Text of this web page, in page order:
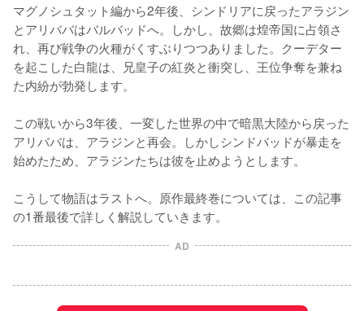
マグノシュタット編から2年後、シンドリアに戻ったアラジン
とアリババはバルバッドへ。しかし、故郷は煌帝国に占領さ
れ、再び戦争の火種がくすぶりつつありました。クーデター
を起こした白龍は、兄皇子の紅炎と衝突し、王位争奪を兼ね
た内紛が勃発します。
この戦いから3年後、一変した世界の中で暗黒大陸から戻った
アリババは、アラジンと再会。しかしシンドバッドが暴走を
始めたため、アラジンたちは彼を止めようとします。
こうして物語はラストへ。原作最終巻については、この記事
の1番最後で詳しく解説していきます。
AD